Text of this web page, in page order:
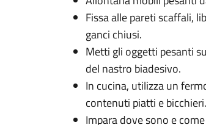
Fissa alle pareti scaffali,
ganci chiusi.
Metti gli oggetti pesanti
del nastro biadesivo.
In cucina, utilizza un
contenuti piatti e bicchieri.
Impara dove sono e